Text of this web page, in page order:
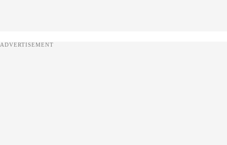
ADVERTISEMENT